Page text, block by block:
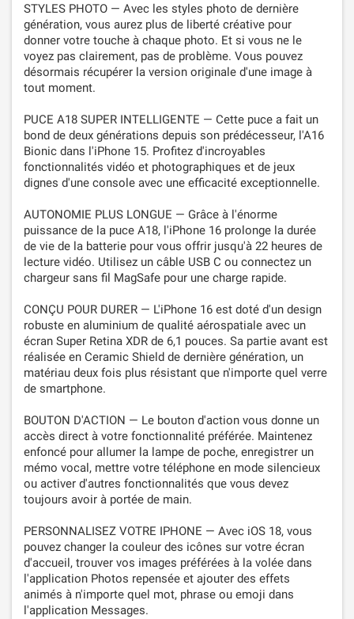
STYLES PHOTO — Avec les styles photo de dernière
génération, vous aurez plus de liberté créative pour
donner votre touche à chaque photo. Et si vous ne le
voyez pas clairement, pas de problème. Vous pouvez
désormais récupérer la version originale d'une image à
tout moment.
PUCE A18 SUPER INTELLIGENTE — Cette puce a fait un
bond de deux générations depuis son prédécesseur, l'A16
Bionic dans l'iPhone 15. Profitez d'incroyables
fonctionnalités vidéo et photographiques et de jeux
dignes d'une console avec une efficacité exceptionnelle.
AUTONOMIE PLUS LONGUE — Grâce à l'énorme
puissance de la puce A18, l'iPhone 16 prolonge la durée
de vie de la batterie pour vous offrir jusqu'à 22 heures de
lecture vidéo. Utilisez un câble USB C ou connectez un
chargeur sans fil MagSafe pour une charge rapide.
CONÇU POUR DURER — L'iPhone 16 est doté d'un design
robuste en aluminium de qualité aérospatiale avec un
écran Super Retina XDR de 6,1 pouces. Sa partie avant est
réalisée en Ceramic Shield de dernière génération, un
matériau deux fois plus résistant que n'importe quel verre
de smartphone.
BOUTON D'ACTION — Le bouton d'action vous donne un
accès direct à votre fonctionnalité préférée. Maintenez
enfoncé pour allumer la lampe de poche, enregistrer un
mémo vocal, mettre votre téléphone en mode silencieux
ou activer d'autres fonctionnalités que vous devez
toujours avoir à portée de main.
PERSONNALISEZ VOTRE IPHONE — Avec iOS 18, vous
pouvez changer la couleur des icônes sur votre écran
d'accueil, trouver vos images préférées à la volée dans
l'application Photos repensée et ajouter des effets
animés à n'importe quel mot, phrase ou emoji dans
l'application Messages.